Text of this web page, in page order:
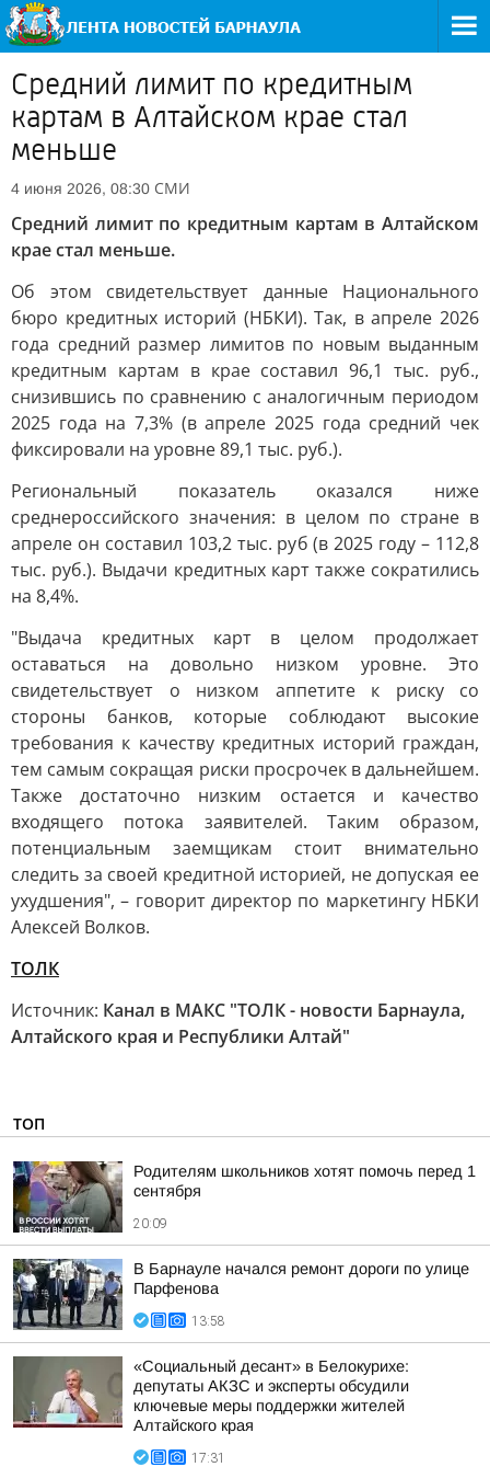
Средний лимит по кредитным
картам в Алтайском крае стал
меньше
4 июня 2026, 08:30 СМИ
Средний лимит по кредитным картам в Алтайском
крае стал меньше.
Об этом свидетельствует данные Национального
бюро кредитных историй (НБКИ). Так, в апреле 2026
года средний размер лимитов по новым выданным
кредитным картам в крае составил 96,1 тыс. руб.,
снизившись по сравнению с аналогичным периодом
2025 года на 7,3% (в апреле 2025 года средний чек
фиксировали на уровне 89,1 тыс. руб.).
Региональный показатель оказался ниже
среднероссийского значения: в целом по стране в
апреле он составил 103,2 тыс. руб (в 2025 году – 112,8
тыс. руб.). Выдачи кредитных карт также сократились
на 8,4%.
"Выдача кредитных карт в целом продолжает
оставаться на довольно низком уровне. Это
свидетельствует о низком аппетите к риску со
стороны банков, которые соблюдают высокие
требования к качеству кредитных историй граждан,
тем самым сокращая риски просрочек в дальнейшем.
Также достаточно низким остается и качество
входящего потока заявителей. Таким образом,
потенциальным заемщикам стоит внимательно
следить за своей кредитной историей, не допуская ее
ухудшения", – говорит директор по маркетингу НБКИ
Алексей Волков.
ТОЛК
Источник: Канал в МАКС "ТОЛК - новости Барнаула,
Алтайского края и Республики Алтай"
ТОП
Родителям школьников хотят помочь перед 1
сентября
20:09
В Барнауле начался ремонт дороги по улице
Парфенова
13:58
«Социальный десант» в Белокурихе:
депутаты АКЗС и эксперты обсудили
ключевые меры поддержки жителей
Алтайского края
17:31